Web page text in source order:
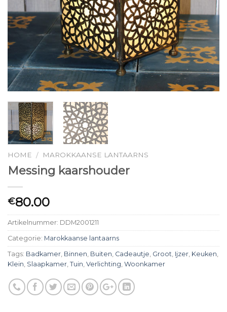
HOME / MAROKKAANSE LANTAARNS
Messing kaarshouder
€80.00
Artikelnummer: DDM2001211
Categorie: Marokkaanse lantaarns
Tags: Badkamer, Binnen, Buiten, Cadeautje, Groot, Ijzer, Keuken,
Klein, Slaapkamer, Tuin, Verlichting, Woonkamer